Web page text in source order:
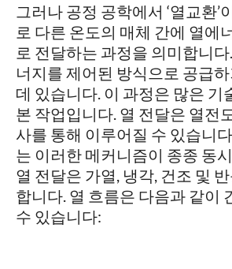
그러나 공정 공학에서 ‘열교환’
로 다른 온도의 매체 간에 열에
로 전달하는 과정을 의미합니
너지를 제어된 방식으로 공급
데 있습니다. 이 과정은 많은 기
본 작업입니다. 열 전달은 열전
사를 통해 이루어질 수 있습니
는 이러한 메커니즘이 종종 동
열 전달은 가열, 냉각, 건조 및
합니다. 열 흐름은 다음과 같이
수 있습니다: